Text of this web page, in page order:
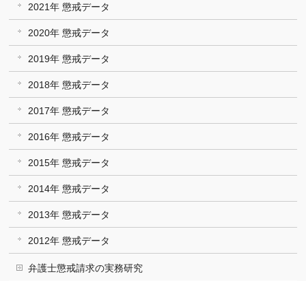
2021年 懲戒データ
2020年 懲戒データ
2019年 懲戒データ
2018年 懲戒データ
2017年 懲戒データ
2016年 懲戒データ
2015年 懲戒データ
2014年 懲戒データ
2013年 懲戒データ
2012年 懲戒データ
弁護士懲戒請求の実務研究